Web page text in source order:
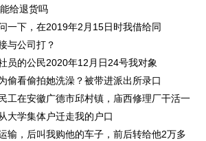
给退货吗
一下，在2019年2月15日时我借给同
与公司打？
员的公民2020年12月日24号我对象
偷看偷拍她洗澡？被带进派出所录口
工在安徽广德市邱村镇，庙西修理厂干活一
大学集体户迁走我的户口
输，后叫我购他的车子，前后转给他2万多